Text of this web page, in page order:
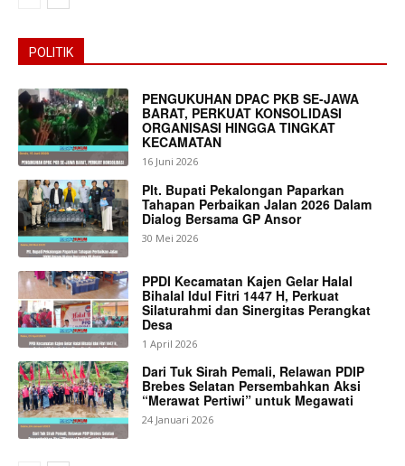
POLITIK
PENGUKUHAN DPAC PKB SE-JAWA
BARAT, PERKUAT KONSOLIDASI
ORGANISASI HINGGA TINGKAT
KECAMATAN
16 Juni 2026
Plt. Bupati Pekalongan Paparkan
Tahapan Perbaikan Jalan 2026 Dalam
Dialog Bersama GP Ansor
30 Mei 2026
PPDI Kecamatan Kajen Gelar Halal
Bihalal Idul Fitri 1447 H, Perkuat
Silaturahmi dan Sinergitas Perangkat
Desa
1 April 2026
Dari Tuk Sirah Pemali, Relawan PDIP
Brebes Selatan Persembahkan Aksi
“Merawat Pertiwi” untuk Megawati
24 Januari 2026